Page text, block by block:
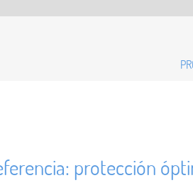
protección